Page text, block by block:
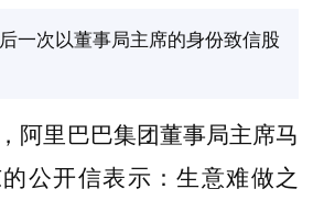
一次以董事局主席的身份致信股
阿里巴巴集团董事局主席马
公开信表示：生意难做之